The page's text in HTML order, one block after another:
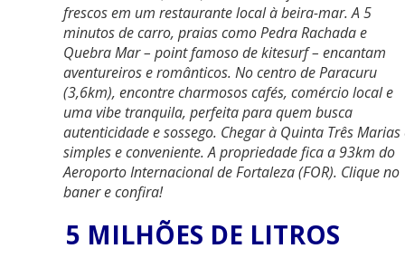
frescos em um restaurante local à beira-mar. A 5
minutos de carro, praias como Pedra Rachada e
Quebra Mar – point famoso de kitesurf – encantam
aventureiros e românticos. No centro de Paracuru
(3,6km), encontre charmosos cafés, comércio local e
uma vibe tranquila, perfeita para quem busca
autenticidade e sossego. Chegar à Quinta Três Marias
simples e conveniente. A propriedade fica a 93km do
Aeroporto Internacional de Fortaleza (FOR). Clique no
baner e confira!
5 MILHÕES DE LITROS